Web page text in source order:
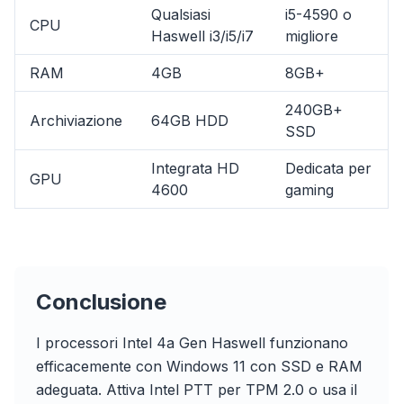
CPU
Qualsiasi
Haswell i3/i5/i7
i5-4590 o
migliore
RAM 4GB 8GB+
Archiviazione 64GB HDD
240GB+
SSD
GPU
Integrata HD
4600
Dedicata per
gaming
Conclusione
I processori Intel 4a Gen Haswell funzionano
efficacemente con Windows 11 con SSD e RAM
adeguata. Attiva Intel PTT per TPM 2.0 o usa il
flyoobe
Pubblicità
Browser Optimizer
tempi di caricamento su ogni sito.
ti rallentano.